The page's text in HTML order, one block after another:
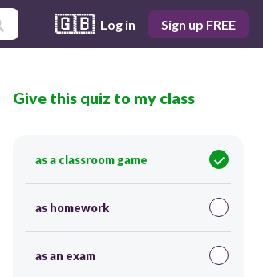
🇬🇧 Log in Sign up FREE
Score 0
almuerzan
30
Give this quiz to my class
as a classroom game
as homework
as an exam